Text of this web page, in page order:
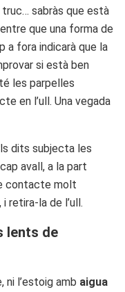
sabràs que està
que una forma de
a fora indicarà que la
si està ben
les parpelles
en l’ull. Una vegada
dits subjecta les
avall, a la part
contacte molt
retira-la de l’ull.
lents de
l’estoig amb aigua